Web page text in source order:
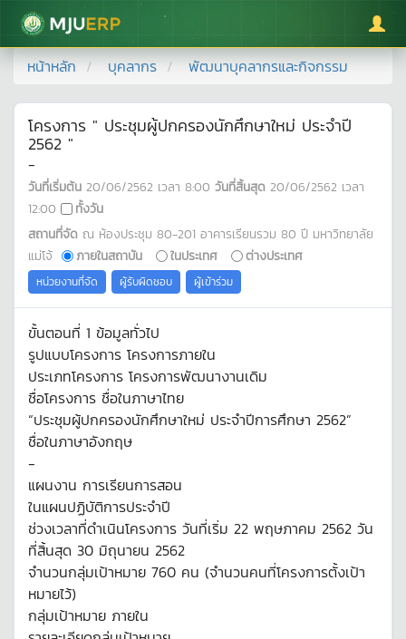
มหาวิทยาลัยแม่โจ้
หน้าหลัก บุคลากร พัฒนาบุคลากรและกิจกรรม
โครงการ " ประชุมผู้ปกครองนักศึกษาใหม่ ประจำปี
2562 "
-
วันที่เริ่มต้น 20/06/2562 เวลา 8:00 วันที่สิ้นสุด 20/06/2562 เวลา
12:00
ทั้งวัน
สถานที่จัด ณ ห้องประชุม 80-201 อาคารเรียนรวม 80 ปี มหาวิทยาลัย
แม่โจ้
ภายในสถาบัน ในประเทศ ต่างประเทศ
หน่วยงานที่จัด ผู้รับผิดชอบ ผู้เข้าร่วม
ขั้นตอนที่ 1 ข้อมูลทั่วไป
รูปแบบโครงการ โครงการภายใน
ประเภทโครงการ โครงการพัฒนางานเดิม
ชื่อโครงการ ชื่อในภาษาไทย
“ประชุมผู้ปกครองนักศึกษาใหม่ ประจำปีการศึกษา 2562”
ชื่อในภาษาอังกฤษ
-
แผนงาน การเรียนการสอน
ในแผนปฏิบัติการประจำปี
ช่วงเวลาที่ดำเนินโครงการ วันที่เริ่ม 22 พฤษภาคม 2562 วัน
ที่สิ้นสุด 30 มิถุนายน 2562
จำนวนกลุ่มเป้าหมาย 760 คน (จำนวนคนที่โครงการตั้งเป้า
หมายไว้)
กลุ่มเป้าหมาย ภายใน